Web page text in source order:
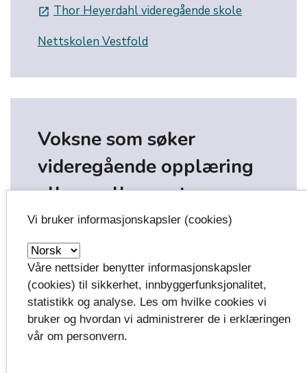
launch Thor Heyerdahl videregående skole
Nettskolen Vestfold
Voksne som søker
videregående opplæring
eller realkompetanse-
vurdering
På Vigo.no finner du søknadsskjema og
informasjon.
launch Vigo
Vi bruker informasjonskapsler (cookies)
Våre nettsider benytter informasjonskapsler
(cookies) til sikkerhet, innbyggerfunksjonalitet,
statistikk og analyse. Les om hvilke cookies vi
bruker og hvordan vi administrerer de i erklæringen
vår om personvern.